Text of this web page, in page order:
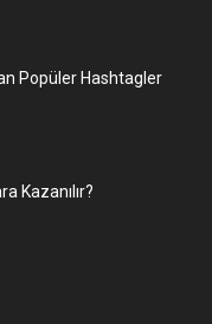
Popüler Hashtagler
Kazanılır?